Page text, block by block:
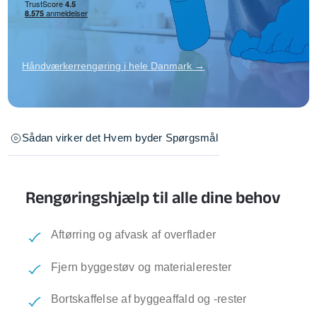
Håndværkerrengøring i hele Danmark →
Sådan virker det Hvem byder Spørgsmål
Rengøringshjælp til alle dine behov
Aftørring og afvask af overflader
Fjern byggestøv og materialerester
Bortskaffelse af byggeaffald og -rester